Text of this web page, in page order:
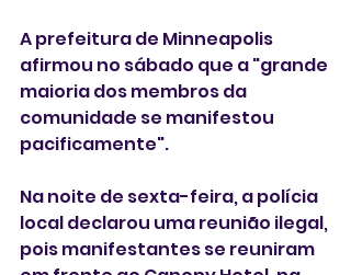
A prefeitura de Minneapolis
afirmou no sábado que a "grande
maioria dos membros da
comunidade se manifestou
pacificamente".
Na noite de sexta-feira, a polícia
local declarou uma reunião ilegal,
pois manifestantes se reuniram